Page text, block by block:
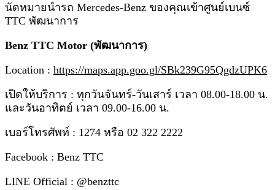
นัดหมายนำรถ Mercedes-Benz ของคุณเข้าศูนย์เบนซ์
TTC พัฒนาการ
Benz TTC Motor (พัฒนาการ)
Location : https://maps.app.goo.gl/SBk239G95QgdzUPK6
เปิดให้บริการ : ทุกวันจันทร์-วันเสาร์ เวลา 08.00-18.00 น.
และวันอาทิตย์ เวลา 09.00-16.00 น.
เบอร์โทรศัพท์ : 1274 หรือ 02 322 2222
Facebook : Benz TTC
LINE Official : @benzttc